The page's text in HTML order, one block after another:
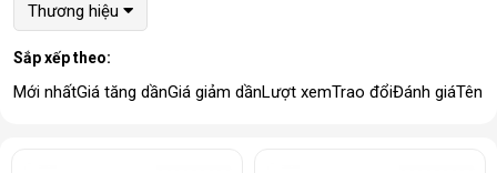
Thương hiệu
Sắp xếp theo:
Mới nhấtGiá tăng dầnGiá giảm dầnLượt xemTrao đổiĐánh giáTên